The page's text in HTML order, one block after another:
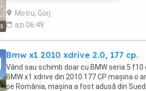
5
Motru, Gorj
azi 06:49
Bmw x1 2010 xdrive 2.0, 177 cp.
Vând sau schimb doar cu BMW seria 5 f10
BMW x1 xdrive din 2010 177 CP mașina o
pe România, mașina a fost adusă din